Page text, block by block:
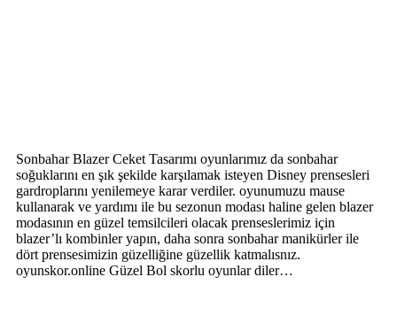
Sonbahar Blazer Ceket Tasarımı oyunlarımız da sonbahar
soğuklarını en şık şekilde karşılamak isteyen Disney prensesleri
gardroplarını yenilemeye karar verdiler. oyunumuzu mause
kullanarak ve yardımı ile bu sezonun modası haline gelen blazer
modasının en güzel temsilcileri olacak prenseslerimiz için
blazer’lı kombinler yapın, daha sonra sonbahar manikürler ile
dört prensesimizin güzelliğine güzellik katmalısnız.
oyunskor.online Güzel Bol skorlu oyunlar diler…